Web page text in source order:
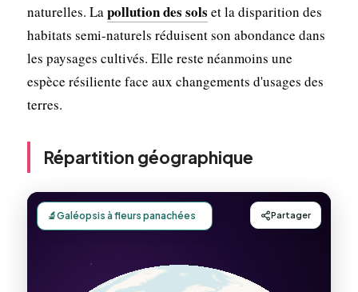
naturelles. Lapollution des sols et la disparition des
habitats semi-naturels réduisent son abondance dans
les paysages cultivés. Elle reste néanmoins une
espèce résiliente face aux changements d'usages des
terres.
Répartition géographique